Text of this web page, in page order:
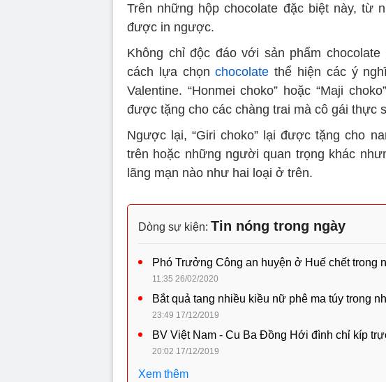
Trên những hộp chocolate đặc biệt này, từ
được in ngược.
Không chỉ độc đáo với sản phẩm
cách lựa chọnchocolate thể hiện các ý
Valentine. “Honmei choko” hoặc “Maji
được tặng cho các chàng trai mà cô gái thực
Ngược lại, “Giri choko” lại được tặng cho
trên hoặc những người quan trọng khác
lãng mạn nào như hai loại ở trên.
Dòng sự kiện: Tin nóng trong ngày
Phó Trưởng Công an huyện ở Huế chết trong
11:35 26/02/2020
Bắt quả tang nhiều kiều nữ phê ma túy trong
23:49 17/12/2019
BV Việt Nam - Cu Ba Đồng Hới đình chỉ kíp
20:02 17/12/2019
Xem thêm